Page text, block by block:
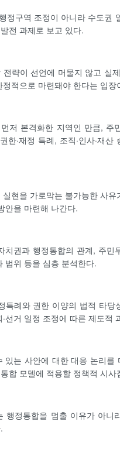
정구역 조정이 아니라 수도권
전 과제로 보고 있다.
략이 선언에 머물지 않고 실
적으로 마련돼야 한다는 입장
저 본격화한 지역인 만큼, 주
한·재정 특례, 조직·인사·재
현을 가로막는 불가능한 사
안을 마련해 나간다.
치권과 행정통합의 관계, 주민
범위 등을 심층 분석한다.
례와 권한 이양의 법적 타당
선거 일정 조정에 따른 제도적
있는 사안에 대한 대응 논리를
합 모델에 적용할 정책적 시
행정통합을 멈출 이유가 아니